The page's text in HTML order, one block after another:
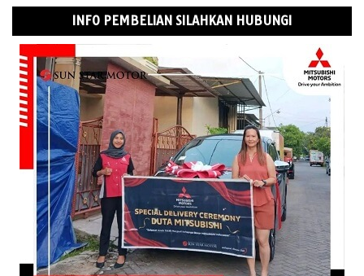
INFO PEMBELIAN SILAHKAN HUBUNGI